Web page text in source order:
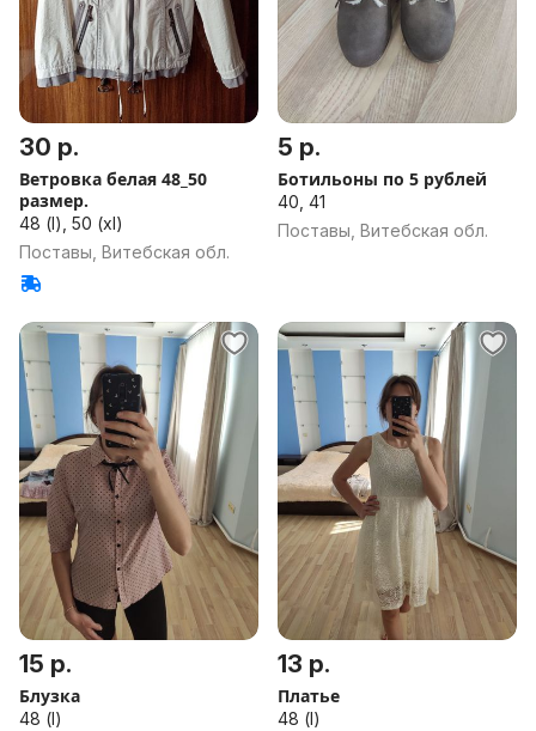
30 р.
Ветровка белая 48_50
размер.
48 (l), 50 (xl)
Поставы, Витебская обл.
5 р.
Ботильоны по 5 рублей
40, 41
Поставы, Витебская обл.
15 р.
Блузка
48 (l)
13 р.
Платье
48 (l)